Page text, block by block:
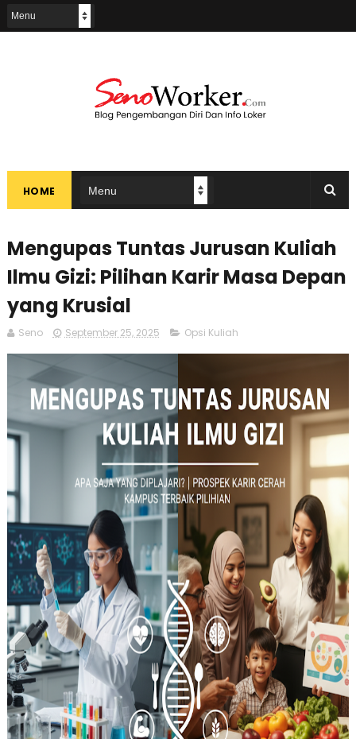
HOME
Mengupas Tuntas Jurusan Kuliah
Ilmu Gizi: Pilihan Karir Masa Depan
yang Krusial
Seno September 25, 2025 Opsi Kuliah